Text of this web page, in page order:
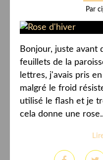
Par
Bonjour, juste avant
feuillets de la
lettres, j'avais pris
malgré le froid
utilisé le flash et je
cela donne une